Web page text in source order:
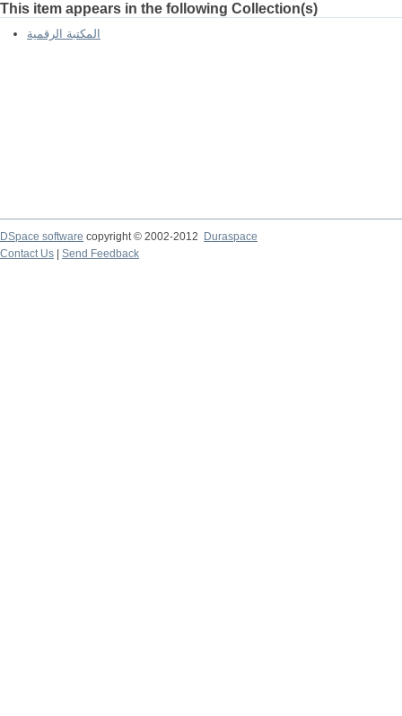
This item appears in the following Collection(s)
المكتبة الرقمية
DSpace software copyright © 2002-2012
Duraspace
Contact Us
Send Feedback